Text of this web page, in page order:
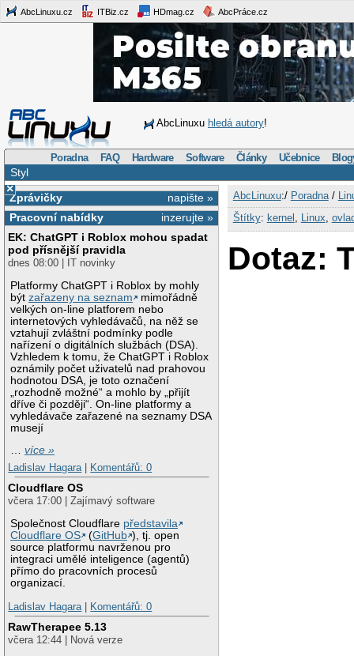
AbcLinuxu.cz ITBiz.cz HDmag.cz AbcPráce.cz
AbcLinuxu hledá autory!
Poradna FAQ Hardware Software Články Učebnice
Styl
×
napište »
Zprávičky
inzerujte »
Pracovní nabídky
EK: ChatGPT i Roblox mohou spadat
pod přísnější pravidla
dnes 08:00 | IT novinky
Platformy ChatGPT i Roblox by mohly
býtzařazeny na seznam
mimořádně
velkých on-line platforem nebo
internetových vyhledávačů, na něž se
vztahují zvláštní podmínky podle
nařízení o digitálních službách (DSA).
Vzhledem k tomu, že ChatGPT i Roblox
oznámily počet uživatelů nad prahovou
hodnotou DSA, je toto označení
„rozhodně možné“ a mohlo by „přijít
dříve či později“. On-line platformy a
vyhledávače zařazené na seznamy DSA
musejí
…více »
Ladislav Hagara
Komentářů: 0
Cloudflare OS
včera 17:00 | Zajímavý software
Společnost Cloudflare představila
Cloudflare OS
(GitHub ), tj. open
source platformu navrženou pro
integraci umělé inteligence (agentů)
přímo do pracovních procesů
organizací.
Ladislav Hagara
Komentářů: 0
RawTherapee 5.13
včera 12:44 | Nová verze
AbcLinuxu:/ Poradna/
Štítky: kernel Linux
Dotaz: